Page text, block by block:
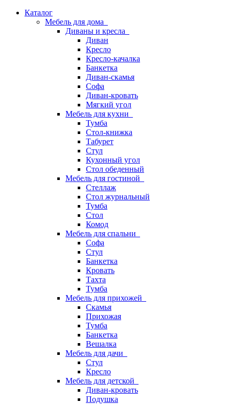
Каталог
Мебель для дома
Диваны и кресла
Диван
Кресло
Кресло-качалка
Банкетка
Диван-скамья
Софа
Диван-кровать
Мягкий угол
Мебель для кухни
Тумба
Стол-книжка
Табурет
Стул
Кухонный угол
Стол обеденный
Мебель для гостиной
Стеллаж
Стол журнальный
Тумба
Стол
Комод
Мебель для спальни
Софа
Стул
Банкетка
Кровать
Тахта
Тумба
Мебель для прихожей
Скамья
Прихожая
Тумба
Банкетка
Вешалка
Мебель для дачи
Стул
Кресло
Мебель для детской
Диван-кровать
Подушка